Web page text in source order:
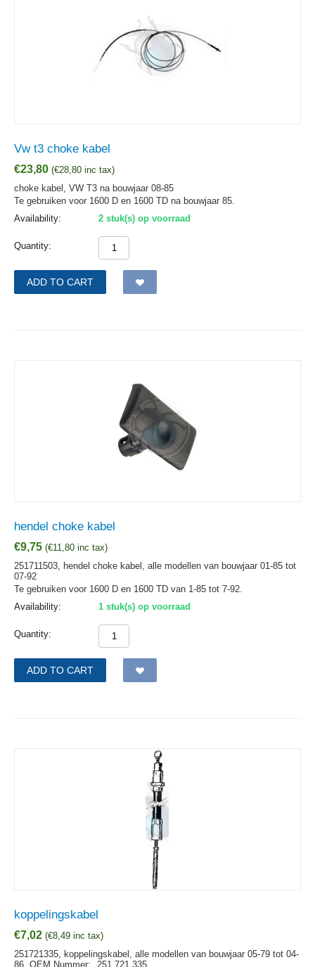
Vw t3 choke kabel
€23,80 (€28,80 inc tax)
choke kabel, VW T3 na bouwjaar 08-85
Te gebruiken voor 1600 D en 1600 TD na bouwjaar 85.
Availability:
2 stuk(s) op voorraad
Quantity:
ADD TO CART
hendel choke kabel
€9,75 (€11,80 inc tax)
251711503, hendel choke kabel, alle modellen van bouwjaar 01-85 tot
07-92
Te gebruiken voor 1600 D en 1600 TD van 1-85 tot 7-92.
Availability:
1 stuk(s) op voorraad
Quantity:
ADD TO CART
koppelingskabel
€7,02 (€8,49 inc tax)
251721335, koppelingskabel, alle modellen van bouwjaar 05-79 tot 04-
86, OEM Nummer:
251 721 335